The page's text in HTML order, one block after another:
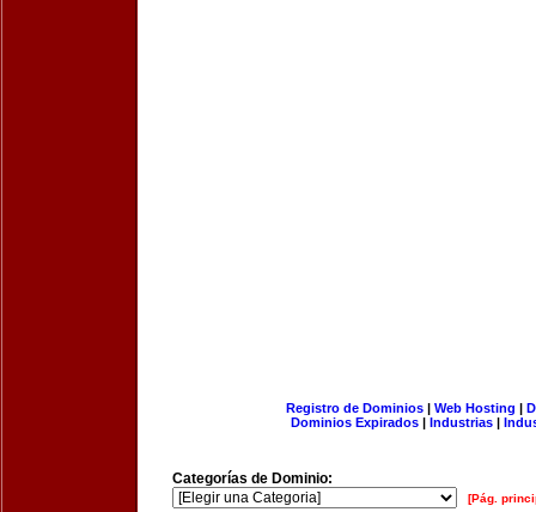
Registro de Dominios| Web Hosting |
Dominios Expirados | Industrias |
Categorías de Dominio:
[Pág.